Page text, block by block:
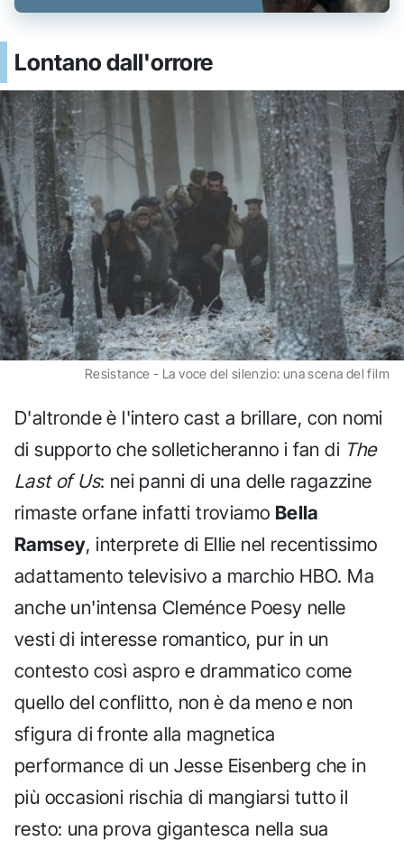
Lontano dall'orrore
Resistance - La voce del silenzio: una scena del film
D'altronde è l'intero cast a brillare, con nomi
di supporto che solleticheranno i fan di The
Last of Us: nei panni di una delle ragazzine
rimaste orfane infatti troviamo Bella
Ramsey, interprete di Ellie nel recentissimo
adattamento televisivo a marchio HBO. Ma
anche un'intensa Cleménce Poesy nelle
vesti di interesse romantico, pur in un
contesto così aspro e drammatico come
quello del conflitto, non è da meno e non
sfigura di fronte alla magnetica
performance di un Jesse Eisenberg che in
più occasioni rischia di mangiarsi tutto il
resto: una prova gigantesca nella sua